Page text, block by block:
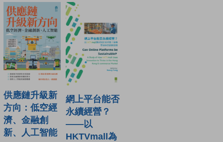
供應鏈升級新
方向：低空經
濟、金融創
新、人工智能
網上平台能否
永續經營？
——以
HKTVmall為